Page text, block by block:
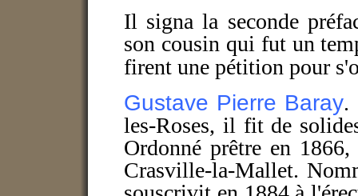
Il signa la seconde
son cousin qui fut un
firent une pétition pour
Gustave Pierre Baray.
les-Roses, il fit de
Ordonné prêtre en
Crasville-la-Mallet.